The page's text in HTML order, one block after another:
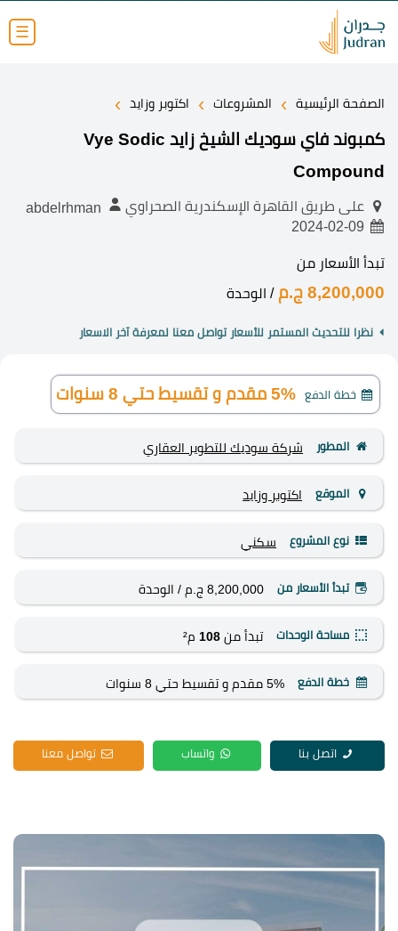
☰
الصفحة الرئيسية › المشروعات › اكتوبر وزايد ›
كمبوند فاي سوديك الشيخ زايد Vye Sodic
Compound
على طريق القاهرة الإسكندرية الصحراوي
تبدأ الأسعار من
8,200,000 ج.م / الوحدة
نظرا للتحديث المستمر للأسعار تواصل معنا لمعرفة آخر الاسعار
خطة الدفع 5% مقدم و تقسيط حتي 8 سنوات
المطور شركة سوديك للتطوير العقاري
الموقع اكتوبر وزايد
نوع المشروع سكني
تبدأ الأسعار من 8,200,000 ج.م / الوحدة
مساحة الوحدات تبدأ من 108 م²
خطة الدفع 5% مقدم و تقسيط حتي 8 سنوات
اتصل بنا واتساب تواصل معنا